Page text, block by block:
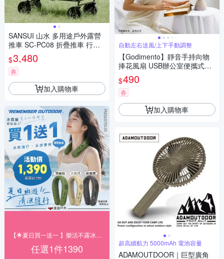
SANSUI 山水 多用途戶外露營
推車 SC-PC08 折疊推車 行李
車 露營 寵物推車
$3,480
券
加入購物車
任選1件1390
自動左右送風/上下手動調整
【Godimento】靜音手持向物
捧花風扇 USB辦公室便攜式充
電扇(杏白色-電池款)
$490
券
加入購物車
超高續航力 5000mAh 電池容量
ADAMOUTDOOR｜巨型廣角